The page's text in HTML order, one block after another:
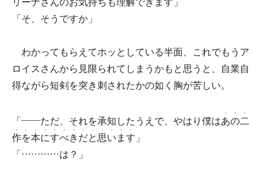
リーナさんのお気持ちも理解できます」
「そ、そうですか」
わかってもらえてホッとしている半面、これでもうア
ロイスさんから見限られてしまうかもと思うと、自業自
得ながら短剣を突き刺されたかの如く胸が苦しい。
「――ただ、それを承知したうえで、やはり僕はあ
・
の
・
二
・
作
・
を
・
本
・
に
・
す
・
べ
・
き
・
だ
・
と
・
思
・
い
・
ま
・
す
・
」
「…………は？」